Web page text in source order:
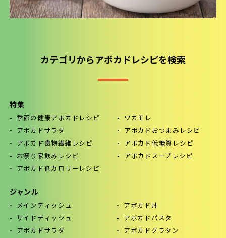
カテゴリからアボカドレシピを検索
特集
季節の健康アボカドレシピ ワカモレ
アボカドサラダ アボカドおつまみレシピ
アボカド食物繊維レシピ アボカド低糖質レシピ
お祭り家飲みレシピ アボカドスープレシピ
アボカド低カロリーレシピ
ジャンル
メインディッシュ
サイドディッシュ
アボカドサラダ
アボカド丼
アボカドパスタ
アボカドグラタン